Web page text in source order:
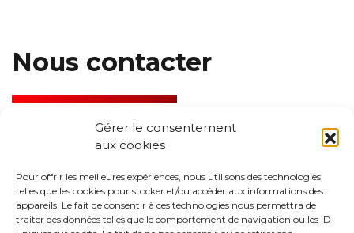
Gérer le consentement
aux cookies
Pour offrir les meilleures expériences, nous utilisons des technologies
telles que les cookies pour stocker et/ou accéder aux informations des
appareils. Le fait de consentir à ces technologies nous permettra de
traiter des données telles que le comportement de navigation ou les ID
Nous contacter
Toulouse
14 boulevard de Strasbourg,
31000 Toulouse